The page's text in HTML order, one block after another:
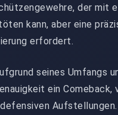
der mit
kann, aber eine
erfordert.
seines Umfangs
ein Comeback,
Aufstellungen.